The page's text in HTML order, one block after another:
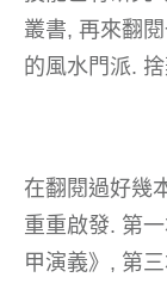
叢書, 再來翻
的風水門派.
在翻閱過好幾
重重啟發. 第
甲演義》, 第